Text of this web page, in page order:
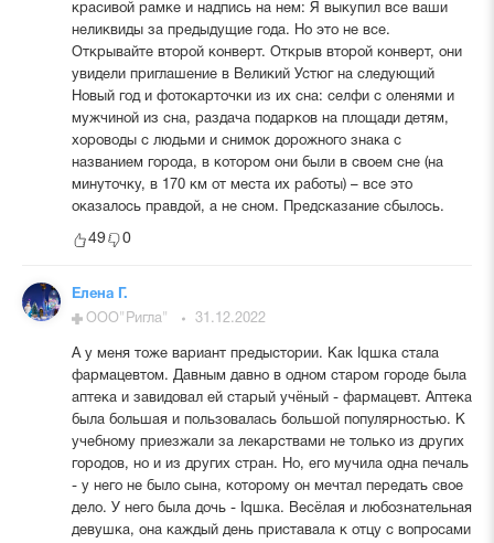
красивой рамке и надпись на нем: Я выкупил все ваши
неликвиды за предыдущие года. Но это не все.
Открывайте второй конверт. Открыв второй конверт, они
увидели приглашение в Великий Устюг на следующий
Новый год и фотокарточки из их сна: селфи с оленями и
мужчиной из сна, раздача подарков на площади детям,
хороводы с людьми и снимок дорожного знака с
названием города, в котором они были в своем сне (на
минуточку, в 170 км от места их работы) – все это
оказалось правдой, а не сном. Предсказание сбылось.
49 0
Елена Г.
ООО"Ригла"
31.12.2022
А у меня тоже вариант предыстории. Как Iqшка стала
фармацевтом. Давным давно в одном старом городе была
аптека и завидовал ей старый учёный - фармацевт. Аптека
была большая и пользовалась большой популярностью. К
учебному приезжали за лекарствами не только из других
городов, но и из других стран. Но, его мучила одна печаль
- у него не было сына, которому он мечтал передать свое
дело. У него была дочь - Iqшка. Весёлая и любознательная
девушка, она каждый день приставала к отцу с вопросами